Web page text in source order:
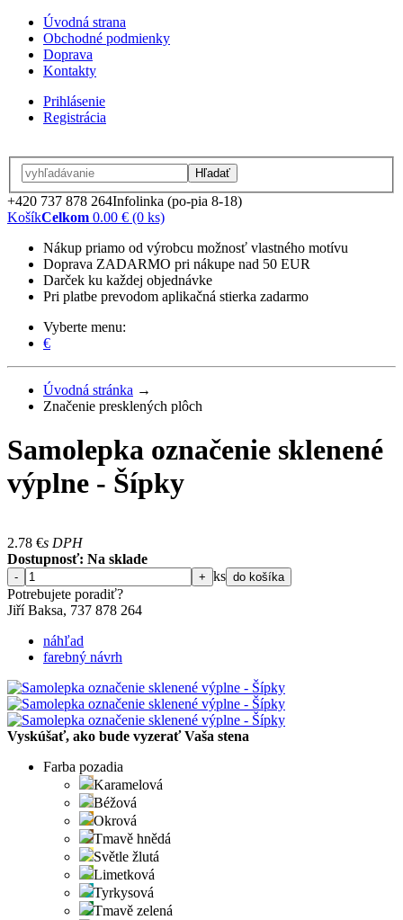
Úvodná strana
Obchodné podmienky
Doprava
Kontakty
Prihlásenie
Registrácia
Hľadať
+420 737 878 264Infolinka (po-pia 8-18)
KošíkCelkom 0.00 € (0 ks)
Nákup priamo od výrobcu možnosť vlastného motívu
Doprava ZADARMO pri nákupe nad 50 EUR
Darček ku každej objednávke
Pri platbe prevodom aplikačná stierka zadarmo
Vyberte menu:
€
Úvodná stránka →
Značenie presklených plôch
Samolepka označenie sklenené
výplne - Šípky
2.78 €s DPH
Dostupnosť: Na sklade
- + ks do košíka
Potrebujete poradiť?
Jiří Baksa, 737 878 ​​264
náhľad
farebný návrh
Vyskúšať, ako bude vyzerať Vaša stena
Farba pozadia
Karamelová
Béžová
Okrová
Tmavě hnědá
Světle žlutá
Limetková
Tyrkysová
Tmavě zelená